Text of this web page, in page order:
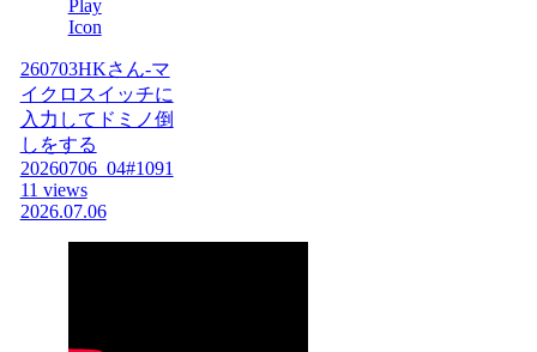
260703HKさん-マ
イクロスイッチに
入力してドミノ倒
しをする
20260706_04#1091
11 views
2026.07.06